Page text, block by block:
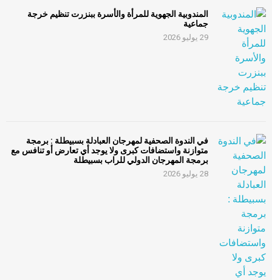
المندوبية الجهوية للمرأة والأسرة ببنزرت تنظيم خرجة
جماعية
29 يوليو 2026
في الندوة الصحفية لمهرجان العبادلة بسبيطلة : برمجة
متوازنة واستضافات كبرى ولا يوجد أي تعارض أو تنافس مع
برمجة المهرجان الدولي للراب بسبيطلة
28 يوليو 2026